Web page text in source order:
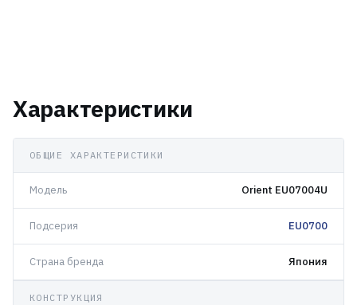
Характеристики
ОБЩИЕ ХАРАКТЕРИСТИКИ
Модель Orient EU07004U
Подсерия EU0700
Страна бренда Япония
КОНСТРУКЦИЯ